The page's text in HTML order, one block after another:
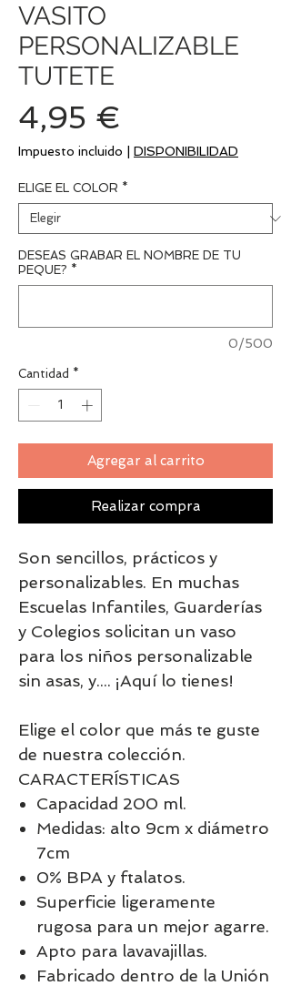
VASITO
PERSONALIZABLE
TUTETE
4,95 €
Impuesto incluido DISPONIBILIDAD
ELIGE EL COLOR *
DESEAS GRABAR EL NOMBRE DE TU
PEQUE? *
0/500
Cantidad *
Agregar al carrito
Realizar compra
Son sencillos, prácticos y
personalizables. En muchas
Escuelas Infantiles, Guarderías
y Colegios solicitan un vaso
para los niños personalizable
sin asas, y.... ¡Aquí lo tienes!
Elige el color que más te guste
de nuestra colección.
CARACTERÍSTICAS
Capacidad 200 ml.
Medidas: alto 9cm x diámetro
7cm
0% BPA y ftalatos.
Superficie ligeramente
rugosa para un mejor agarre.
Apto para lavavajillas.
Fabricado dentro de la Unión